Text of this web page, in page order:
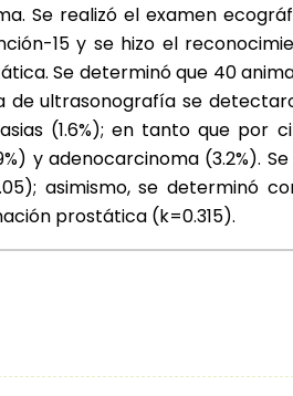
Se realizó el examen
15 y se hizo el
Se determinó que 40
ultrasonografía se
(1.6%); en tanto que por
y adenocarcinoma
asimismo, se determinó
prostática (k=0.315).